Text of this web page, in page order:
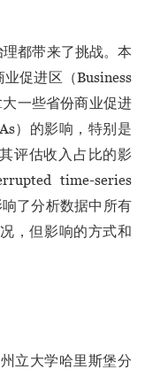
都带来了挑战。本
促进区（Business
一些省份商业促进
）的影响，特别是
评估收入占比的影
time-series
了分析数据中所有
，但影响的方式和
立大学哈里斯堡分